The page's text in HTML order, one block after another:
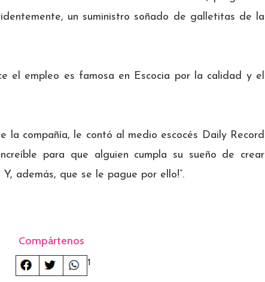
un suministro soñado de galletitas de la
el empleo es famosa en Escocia por la calidad y el
la compañía, le contó al medio escocés Daily Record
para que alguien cumpla su sueño de crear
además, que se le pague por ello!”.
Compártenos
1